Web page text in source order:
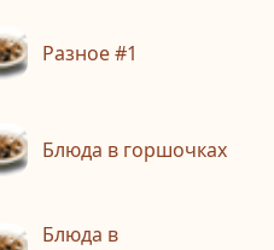
Разное #1
Блюда в горшочках
Блюда в